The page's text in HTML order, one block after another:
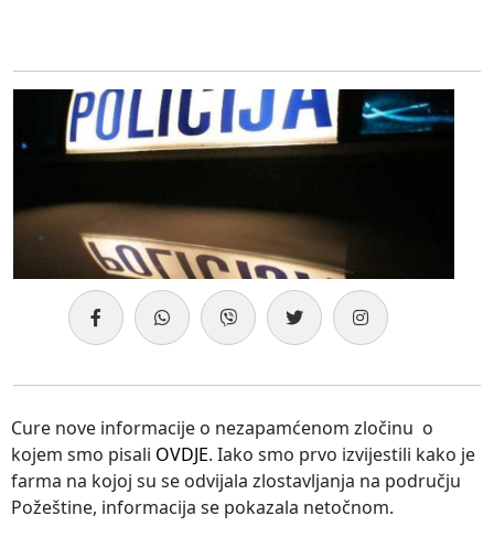
Cure nove informacije o nezapamćenom zločinu o
kojem smo pisali OVDJE. Iako smo prvo izvijestili kako je
farma na kojoj su se odvijala zlostavljanja na području
Požeštine, informacija se pokazala netočnom.